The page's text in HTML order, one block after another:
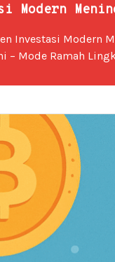
Modern
Investasi Modern
– Mode Ramah